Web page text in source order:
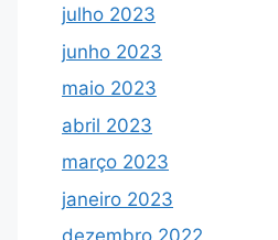
julho 2023
junho 2023
maio 2023
abril 2023
março 2023
janeiro 2023
dezembro 2022